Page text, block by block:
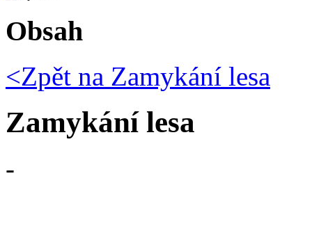
Obsah
<Zpět na Zamykání lesa
Zamykání lesa
-